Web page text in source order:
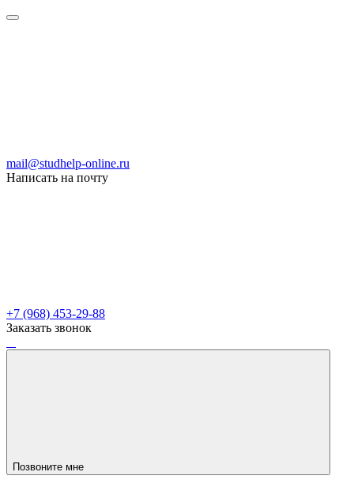
mail@studhelp-online.ru
Написать на почту
+7 (968) 453-29-88
Заказать звонок
Позвоните мне